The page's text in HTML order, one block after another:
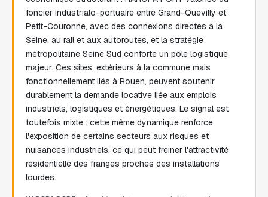
foncier industrialo-portuaire entre Grand-Quevilly et
Petit-Couronne, avec des connexions directes à la
Seine, au rail et aux autoroutes, et la stratégie
métropolitaine Seine Sud conforte un pôle logistique
majeur. Ces sites, extérieurs à la commune mais
fonctionnellement liés à Rouen, peuvent soutenir
durablement la demande locative liée aux emplois
industriels, logistiques et énergétiques. Le signal est
toutefois mixte : cette même dynamique renforce
l'exposition de certains secteurs aux risques et
nuisances industriels, ce qui peut freiner l'attractivité
résidentielle des franges proches des installations
lourdes.